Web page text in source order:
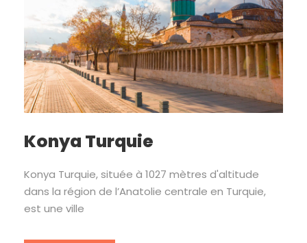
Konya Turquie
Konya Turquie, située à 1027 mètres d'altitude
dans la région de l’Anatolie centrale en Turquie,
est une ville